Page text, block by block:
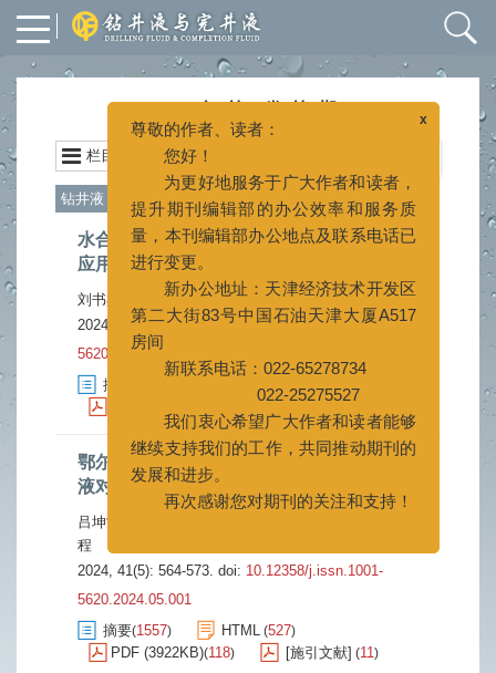
栏目 封面
钻井液
水合物抑制剂的合成及在超深水钻井液中的
应用
刘书杰 徐一龙,张宇飞 ,储跃康 岳前升, 赵庆美
2024, 41(5): 557-563.doi:10.12358/j.issn.1001-
5620.2024.05.002
摘要
HTML( 564 )
鄂尔多斯盆地深部煤层井壁失稳机理及钻井
液对策
吕坤鸿
程
2024, 41(5): 564-573. doi: 10.12358/j.issn.1001-
5620.2024.05.001
摘要(1557) HTML (527)
PDF (3922KB)(118) [施引文献] (11)
尊敬的作者、读者：
您好！
为更好地服务于广大作者和读者，
提升期刊编辑部的办公效率和服务质
量，本刊编辑部办公地点及联系电话已
进行变更。
新办公地址：天津经济技术开发区
第二大街83号中国石油天津大厦A517
房间
新联系电话：022-65278734
022-25275527
我们衷心希望广大作者和读者能够
继续支持我们的工作，共同推动期刊的
发展和进步。